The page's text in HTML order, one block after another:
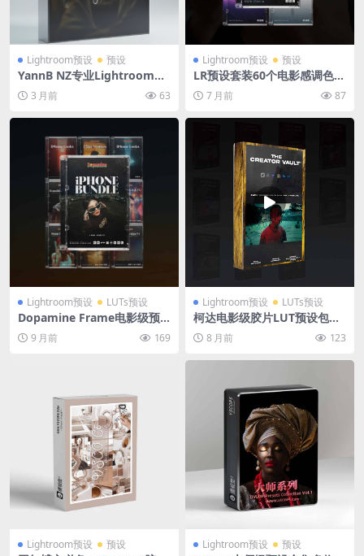
Lightroom预设 预设
YannB NZ专业Lightroom预
设包 10款一键调色滤镜 适用
人像风景摄影LR预设
3 月前 63
Lightroom预设 预设
LR预设套装60个电影感调色滤
镜 含Halation光晕画笔手机
电脑通用Lightroom专业预设
库 Dopamine Frame – The
7 月前 87
Lightroom预设 LUTs预设
Dopamine Frame电影级预
设 iPhone创作者特效捆绑包
终极合集
9 月前 169
Lightroom预设 LUTs预设
柯达电影级胶片LUT预设包复
古风Lightroom预设达芬奇调
色PowerGrade iPhone 15/1
6 – Lut Pack S-Log、C-Lo
Z-Log、BRAW
8 月前 123
Lightroom预设 预设 Lightroom预设 预设